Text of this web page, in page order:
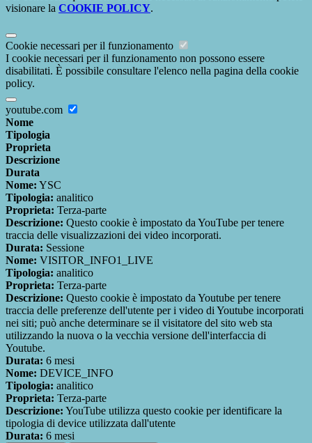
visionare la COOKIE POLICY.
Cookie necessari per il funzionamento
I cookie necessari per il funzionamento non possono essere
disabilitati. È possibile consultare l'elenco nella pagina della cookie
policy.
youtube.com
Nome
Tipologia
Proprieta
Descrizione
Durata
Nome: YSC
Tipologia: analitico
Proprieta: Terza-parte
Descrizione: Questo cookie è impostato da YouTube per tenere
traccia delle visualizzazioni dei video incorporati.
Durata: Sessione
Nome: VISITOR_INFO1_LIVE
Tipologia: analitico
Proprieta: Terza-parte
Descrizione: Questo cookie è impostato da Youtube per tenere
traccia delle preferenze dell'utente per i video di Youtube incorporati
nei siti; può anche determinare se il visitatore del sito web sta
utilizzando la nuova o la vecchia versione dell'interfaccia di
Youtube.
Durata: 6 mesi
Nome: DEVICE_INFO
Tipologia: analitico
Proprieta: Terza-parte
Descrizione: YouTube utilizza questo cookie per identificare la
tipologia di device utilizzata dall'utente
Durata: 6 mesi